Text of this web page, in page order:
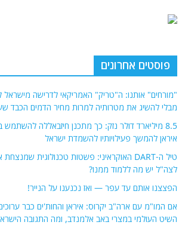
פוסטים אחרונים
"מורחים" אותנו: ה"טריק" האמריקאי לדרישה מישראל
מבלי להשיג את מטרותיה למרות מחיר הדמים הכבד
8.5 מיליארד דולר נזק: כך מתכנן חיזבאללה
איראן להמשך פעילויותיו להשמדת ישראל
לצה"ל יש מה ללמוד ממנו?
הפצצנו אותם עד עפר — ואז נכנענו על הנייר!
אם המו"מ עם ארה"ב יקרוס: איראן והחות'ים כבר
השיט העולמי במצרי באב אלמנדב, ומה התגובה